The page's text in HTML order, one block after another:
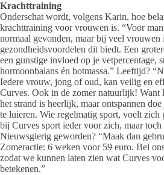
Krachttraining
Onderschat wordt, volgens Karin, hoe
krachttraining voor vrouwen is. “Voor
normaal gevonden, maar bij veel vrouwen
gezondheidsvoordelen dit biedt. Een
een gunstige invloed op je vetpercentage,
hormoonbalans én botmassa.” Leeftijd?
Iedere vrouw, jong of oud, kan veilig en
Curves. Ook in de zomer natuurlijk! Want
het strand is heerlijk, maar ontspannen
te luieren. Wie regelmatig sport, voelt zich
bij Curves sport ieder voor zich, maar toch
Nieuwsgierig geworden? “Maak dan
Zomeractie: 6 weken voor 59 euro. Bel
zodat we kunnen laten zien wat Curves
betekenen.”